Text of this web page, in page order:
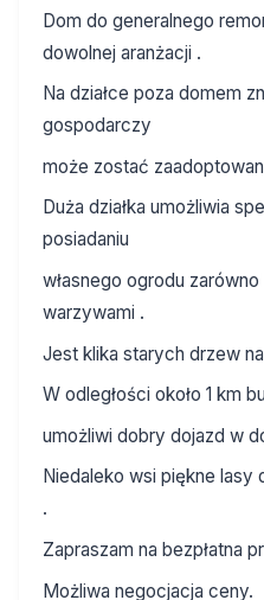
Dom do generalnego
dowolnej aranżacji .
Na działce poza domem
gospodarczy
może zostać
Duża działka umożliwia
posiadaniu
własnego ogrodu
warzywami .
Jest klika starych drzew
W odległości około 1 km
umożliwi dobry dojazd w
Niedaleko wsi piękne lasy
.
Zapraszam na bezpłatna
Możliwa negocjacja ceny.